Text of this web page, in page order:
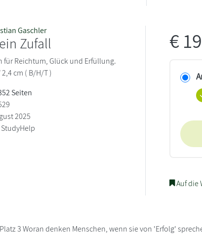
Gaschler
Zufall
für Reichtum, Glück und Erfüllung.
cm ( B/H/T )
Seiten
2025
StudyHelp
€
Auf die
3 Woran denken Menschen, wenn sie von 'Erfolg'